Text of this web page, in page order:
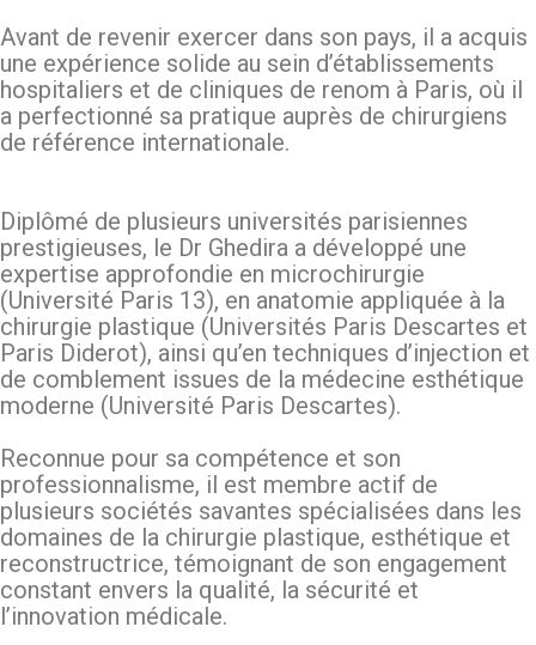
Avant de revenir exercer dans son pays, il a acquis
une expérience solide au sein d’établissements
hospitaliers et de cliniques de renom à Paris, où il
a perfectionné sa pratique auprès de chirurgiens
de référence internationale.
Diplômé de plusieurs universités parisiennes
prestigieuses, le Dr Ghedira a développé une
expertise approfondie en microchirurgie
(Université Paris 13), en anatomie appliquée à la
chirurgie plastique (Universités Paris Descartes et
Paris Diderot), ainsi qu’en techniques d’injection et
de comblement issues de la médecine esthétique
moderne (Université Paris Descartes).
Reconnue pour sa compétence et son
professionnalisme, il est membre actif de
plusieurs sociétés savantes spécialisées dans les
domaines de la chirurgie plastique, esthétique et
reconstructrice, témoignant de son engagement
constant envers la qualité, la sécurité et
l’innovation médicale.